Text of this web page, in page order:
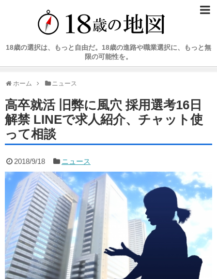
18歳の選択は、もっと自由だ。18歳の進路や職業選択に、もっと無
限の可能性を。
ホーム ニュース
高卒就活 旧弊に風穴 採用選考16日
解禁 LINEで求人紹介、チャット使
って相談
2018/9/18 ニュース